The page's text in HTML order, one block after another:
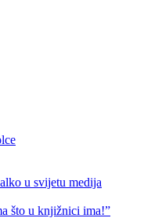
u svijetu medija
što u knjižnici ima!”